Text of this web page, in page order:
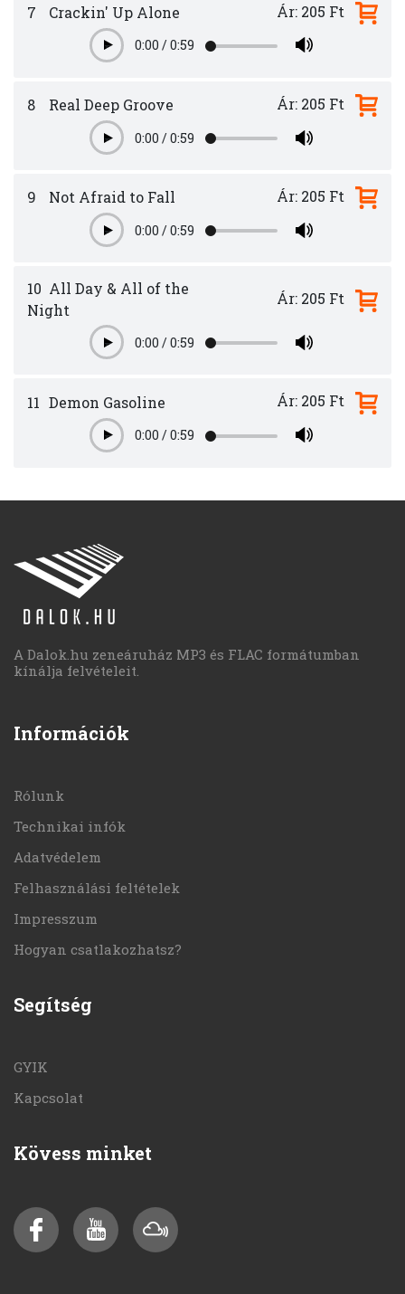
7 Crackin' Up Alone
Play0:00 /0:59
Ár: 205 Ft
8 Real Deep Groove
Play0:00 /0:59
Ár: 205 Ft
9 Not Afraid to Fall
Play0:00 /0:59
Ár: 205 Ft
10 All Day & All of the
Night
Play0:00 /0:59
Ár: 205 Ft
11 Demon Gasoline
Play0:00 /0:59
Ár: 205 Ft
A Dalok.hu zeneáruház MP3 és FLAC formátumban
kínálja felvételeit.
Információk
Rólunk
Technikai infók
Adatvédelem
Felhasználási feltételek
Impresszum
Hogyan csatlakozhatsz?
Segítség
GYIK
Kapcsolat
Kövess minket